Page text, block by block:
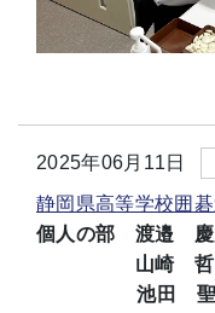
2025年06月11日
静岡県高等学校囲
個人の部 渡邉
山崎 哲臣
池田 聖那